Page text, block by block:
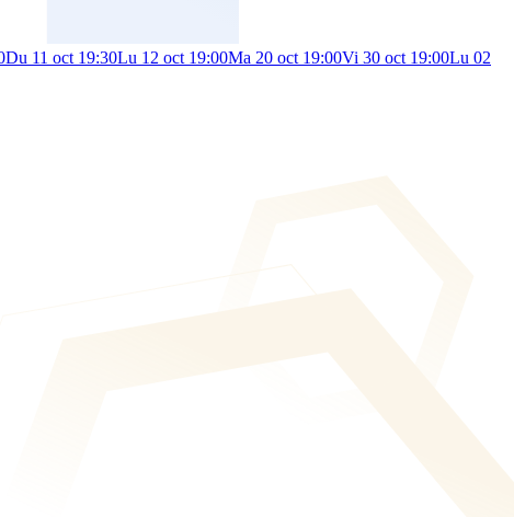
Du 11 oct 19:30Lu 12 oct 19:00Ma 20 oct 19:00Vi 30 oct 19:00Lu 02